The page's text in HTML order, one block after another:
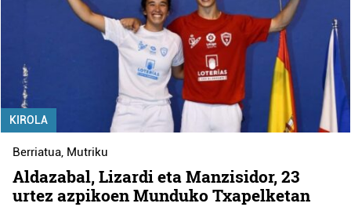
KIROLA
Berriatua, Mutriku
Aldazabal, Lizardi eta Manzisidor, 23
urtez azpikoen Munduko Txapelketan